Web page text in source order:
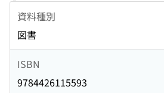
資料種別
図書
ISBN
9784426115593